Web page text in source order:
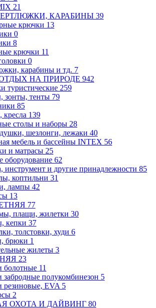
21
КАРАБИНЫ 39
крючки 13
0
8
крючки 11
0
карабины и тд. 7
НА ПРИРОДЕ 942
туристические 259
зонты, тенты 79
85
кресла 139
столы и наборы 28
шезлонги, лежаки 40
мебель и бассейны INTEX 56
и матрасы 25
оборудование 62
инструмент и другие принадлежности 85
коптильни 31
лампы 42
13
77
плащи, жилетки 30
кепки 37
толстовки, худи 6
брюки 1
жилеты 3
23
болотные 11
забродные полукомбинезон 5
резиновые, EVA 5
2
ОХОТА И ДАЙВИНГ 80